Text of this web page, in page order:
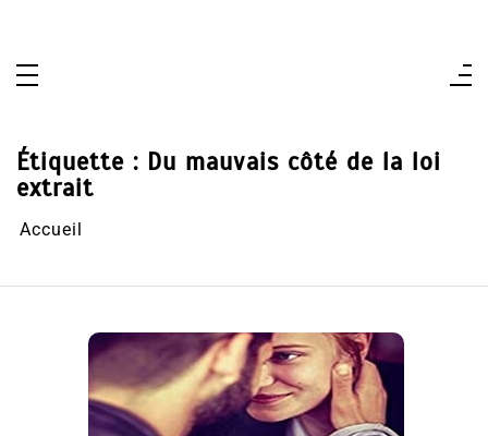
Étiquette : Du mauvais côté de la loi
extrait
Accueil